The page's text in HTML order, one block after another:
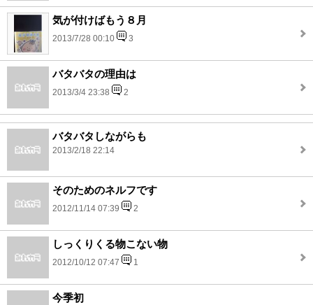
気が付けばもう８月
2013/7/28 00:10 3
バタバタの理由は
2013/3/4 23:38 2
バタバタしながらも
2013/2/18 22:14
そのためのネルフです
2012/11/14 07:39 2
しっくりくる物こない物
2012/10/12 07:47 1
今季初